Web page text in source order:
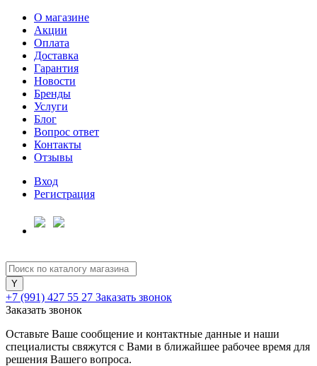
О магазине
Акции
Оплата
Доставка
Гарантия
Новости
Бренды
Услуги
Блог
Вопрос ответ
Контакты
Отзывы
Вход
Регистрация
+7 (991) 427 55 27 Заказать звонок
Заказать звонок
Оставьте Ваше сообщение и контактные данные и наши
специалисты свяжутся с Вами в ближайшее рабочее время для
решения Вашего вопроса.